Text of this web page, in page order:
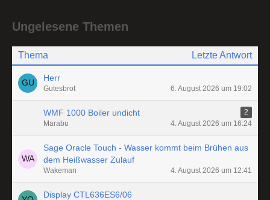
Ungelesene Themen
Thema Letzte Antwort
Herr
Gutesbrot 6. August 2026 um 19:02
WMF 1000 Boiler undicht
2
Marabu
4. August 2026 um 16:24
Sage Oracle Touch - Wasser kommt beim Brühen aus
dem Heißwasser Zulauf
Wakeman 4. August 2026 um 12:41
Display CTL636ES6/06